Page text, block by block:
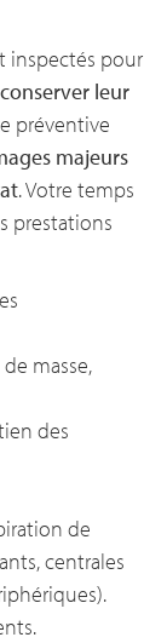
inspectés pour
leur
préventive
majeurs
. Votre temps
prestations
masse,
des
de
centrales